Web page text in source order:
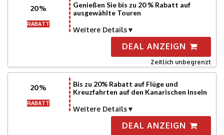
20%
RABATT
Genießen Sie bis zu 20 % Rabatt auf
ausgewählte Touren
Weitere Details
DEAL ANZEIGN
Zeitlich unbegrenzt
20%
RABATT
Bis zu 20% Rabatt auf Flüge und
Kreuzfahrten auf den Kanarischen Inseln
Weitere Details
DEAL ANZEIGN